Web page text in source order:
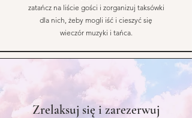
zatańcz na liście gości i zorganizuj taksówki
dla nich, żeby mogli iść i cieszyć się
wieczór muzyki i tańca.
Zrelaksuj się i zarezerwuj